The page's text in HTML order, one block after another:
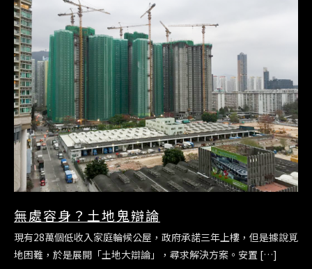
無處容身？土地鬼辯論
現有28萬個低收入家庭輪候公屋，政府承諾三年上樓，但是據說覓
地困難，於是展開「土地大辯論」，尋求解決方案。安置 […]